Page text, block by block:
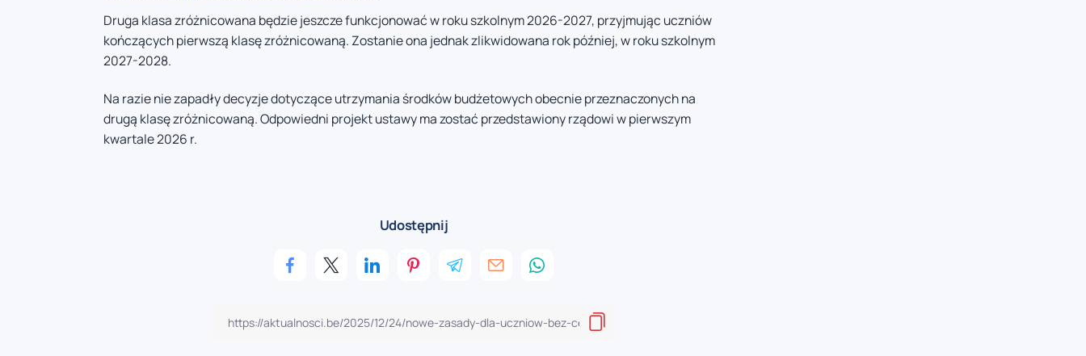
Druga klasa zróżnicowana będzie jeszcze funkcjonować w roku szkolnym 2026-2027, przyjmując uczniów
kończących pierwszą klasę zróżnicowaną. Zostanie ona jednak zlikwidowana rok później, w roku szkolnym
2027-2028.
Na razie nie zapadły decyzje dotyczące utrzymania środków budżetowych obecnie przeznaczonych na
drugą klasę zróżnicowaną. Odpowiedni projekt ustawy ma zostać przedstawiony rządowi w pierwszym
kwartale 2026 r.
Udostępnij